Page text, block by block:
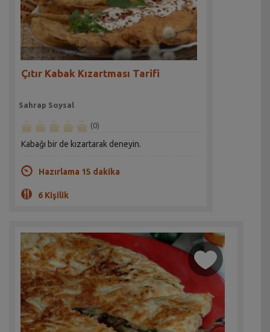
Çıtır Kabak Kızartması Tarifi
Sahrap Soysal
(0)
Kabağı bir de kızartarak deneyin.
Hazırlama 15 dakika
6 Kişilik